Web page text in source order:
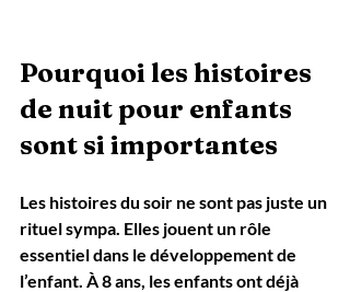
Pourquoi les histoires
de nuit pour enfants
sont si importantes
Les histoires du soir ne sont pas juste un
rituel sympa. Elles jouent un rôle
essentiel dans le développement de
l’enfant. À 8 ans, les enfants ont déjà